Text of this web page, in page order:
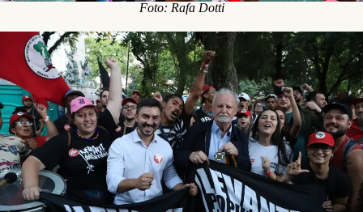
Foto: Rafa Dotti